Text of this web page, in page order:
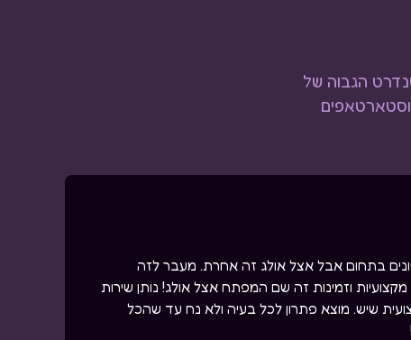
הגבוה של
וסטארטאפים
בתחום אבל אצל אולג זה אחרת. מעבר לזה
וזמינות זה שם המפתח אצל אולג! נותן שירות
שיש. מוצא פתרון לכל בעיה ולא נח עד שהכל